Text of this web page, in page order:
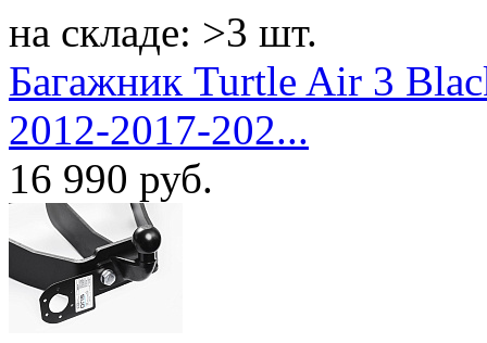
на складе: >3 шт.
Багажник Turtle Air 3
2012-2017-202...
16 990 руб.